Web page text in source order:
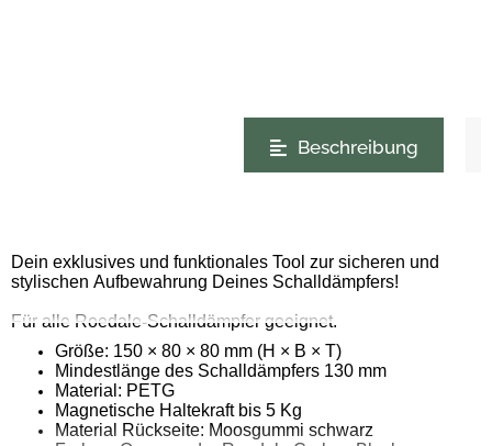
Beschreibung
Dein exklusives und funktionales Tool zur sicheren und
stylischen Aufbewahrung Deines Schalldämpfers!
Für alle Roedale-Schalldämpfer geeignet.
Größe: 150 × 80 × 80 mm (H × B × T)
Mindestlänge des Schalldämpfers 130 mm
Material: PETG
Magnetische Haltekraft bis 5 Kg
Material Rückseite: Moosgummi schwarz